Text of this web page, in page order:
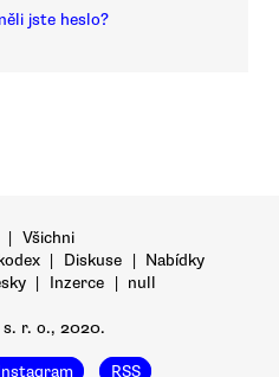
jste heslo?
| Všichni
| Diskuse | Nabídky
| Inzerce | null
r. o., 2020.
RSS